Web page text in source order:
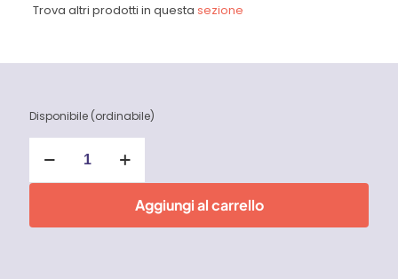
Trova altri prodotti in questa sezione
Disponibile (ordinabile)
Detergente
Igienizzante
5
Aggiungi al carrello